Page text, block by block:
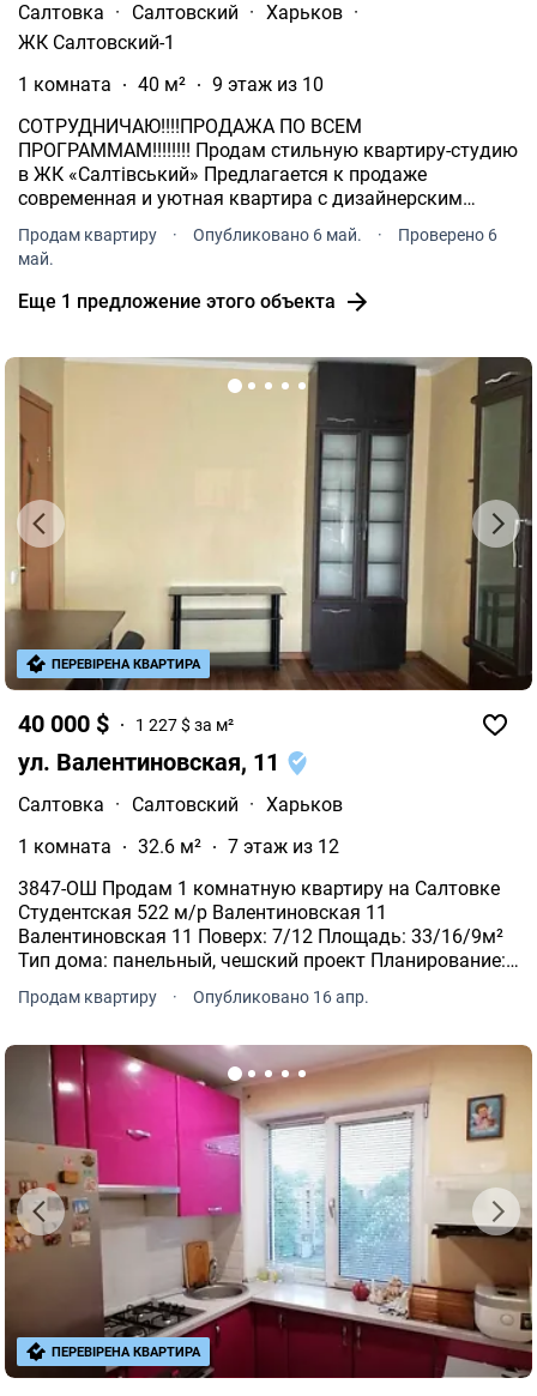
Салтовка · Салтовский · Харьков ·
ЖК Салтовский-1
1 комната
40 м²
9 этаж из 10
СОТРУДНИЧАЮ!!!!ПРОДАЖА ПО ВСЕМ
ПРОГРАММАМ!!!!!!!! Продам стильную квартиру-студию
в ЖК «Салтівський» Предлагается к продаже
современная и уютная квартира с дизайнерским
ремонтом в жилом комплексе «Салтівський». Общая
площадь 40 м², высота потолка 2, 7 м.
Продам квартиру · Опубликовано 6 май. ·
Проверено 6
май.
Еще 1 предложение этого объекта
40 000 $ 1 227 $ за м²
ул. Валентиновская, 11
Салтовка · Салтовский · Харьков
1 комната
32.6 м²
7 этаж из 12
3847-ОШ Продам 1 комнатную квартиру на Салтовке
Студентская 522 м/р Валентиновская 11
Валентиновская 11 Поверх: 7/12 Площадь: 33/16/9м²
Тип дома: панельный, чешский проект Планирование:
санузел совмещенный, продажа с мебелью и техникой.
Продам квартиру · Опубликовано 16 апр.
ПЕРЕВІРЕНА КВАРТИРА
ПЕРЕВІРЕНА КВАРТИРА